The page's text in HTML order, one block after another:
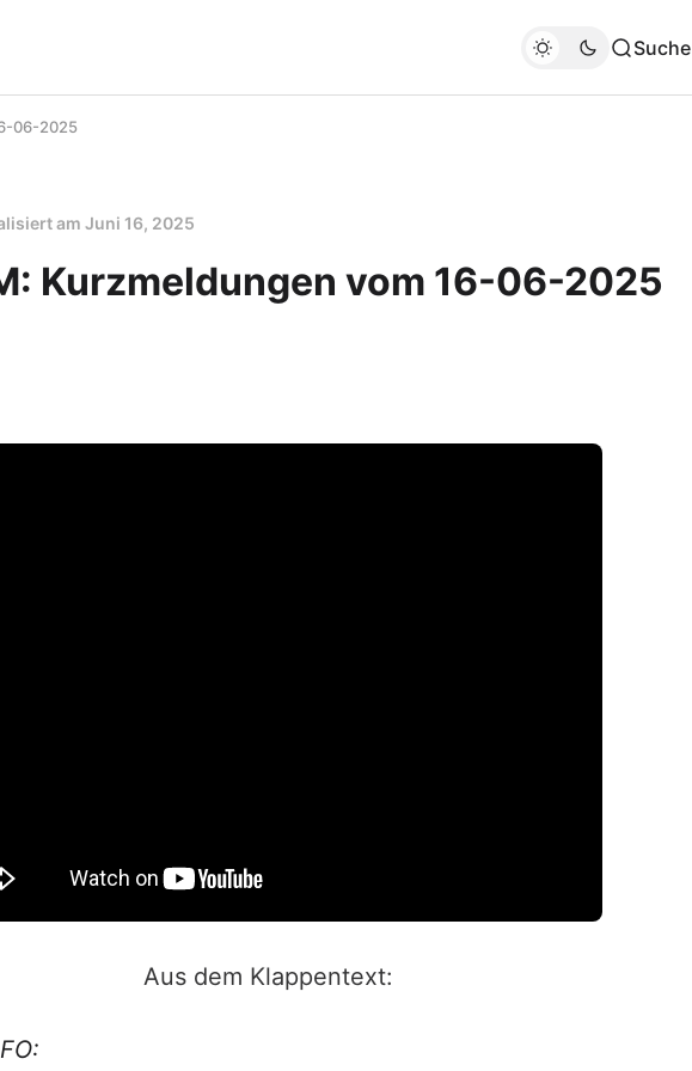
Suche
06-2025
am Juni 16, 2025
Kurzmeldungen vom 16-06-2025
Aus dem Klappentext: